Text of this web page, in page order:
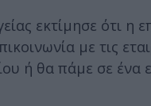
εκτίμησε ότι η
με τις
ή θα πάμε σε ένα